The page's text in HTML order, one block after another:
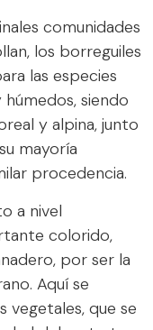
comunidades
los borreguiles
las especies
siendo
y alpina, junto
mayoría
procedencia.
a nivel
colorido,
por ser la
Aquí se
vegetales, que se